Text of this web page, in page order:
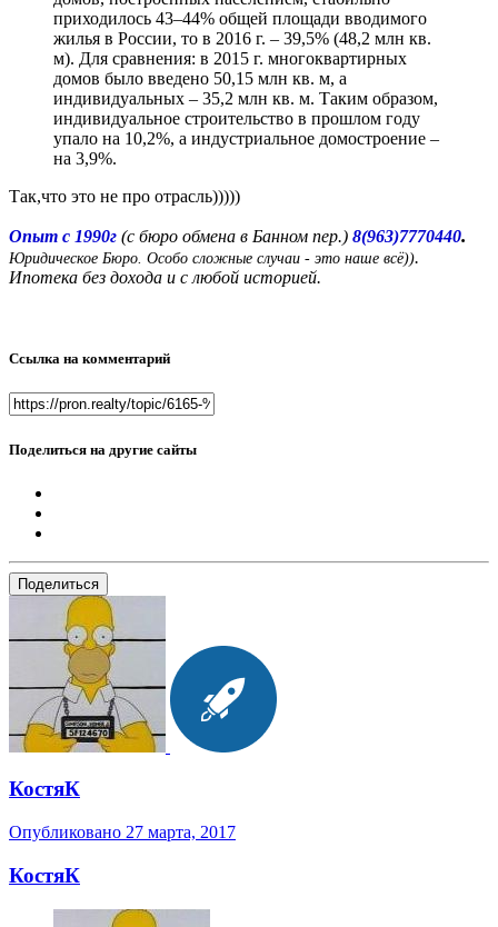
приходилось 43–44% общей площади вводимого
жилья в России, то в 2016 г. – 39,5% (48,2 млн кв.
м). Для сравнения: в 2015 г. многоквартирных
домов было введено 50,15 млн кв. м, а
индивидуальных – 35,2 млн кв. м. Таким образом,
индивидуальное строительство в прошлом году
упало на 10,2%, а индустриальное домостроение –
на 3,9%.
Так,что это не про отрасль)))))
Опыт с 1990г (с бюро обмена в Банном пер.) 8(963)7770440.
Юридическое Бюро. Особо сложные случаи - это наше всё)).
Ипотека без дохода и с любой историей.
Ссылка на комментарий
Поделиться на другие сайты
Поделиться
КостяК
Опубликовано 27 марта, 2017
КостяК